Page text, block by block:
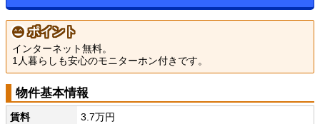
ポイント
インターネット無料。
1人暮らしも安心のモニターホン付きです。
物件基本情報
賃料
3.7万円